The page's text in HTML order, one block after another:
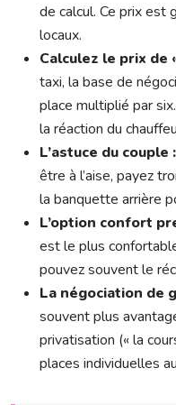
de calcul. Ce prix est
locaux.
Calculez le prix de
taxi, la base de
place multiplié par
la réaction du
L’astuce du couple :
être à l’aise, payez
la banquette arrière
L’option confort
est le plus
pouvez souvent le
La négociation de
souvent plus
privatisation (« la
places individuelles